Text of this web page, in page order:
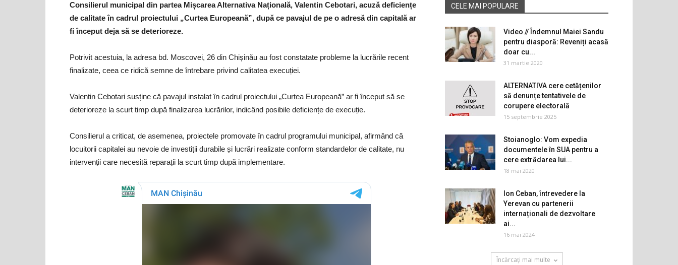
Consilierul municipal din partea Mișcarea Alternativa Națională, Valentin Cebotari, acuză deficiențe
de calitate în cadrul proiectului „Curtea Europeană”, după ce pavajul de pe o adresă din capitală ar
fi început deja să se deterioreze.
Potrivit acestuia, la adresa bd. Moscovei, 26 din Chișinău au fost constatate probleme la lucrările recent
finalizate, ceea ce ridică semne de întrebare privind calitatea execuției.
Valentin Cebotari susține că pavajul instalat în cadrul proiectului „Curtea Europeană” ar fi început să se
deterioreze la scurt timp după finalizarea lucrărilor, indicând posibile deficiențe de execuție.
Consilierul a criticat, de asemenea, proiectele promovate în cadrul programului municipal, afirmând că
locuitorii capitalei au nevoie de investiții durabile și lucrări realizate conform standardelor de calitate, nu
intervenții care necesită reparații la scurt timp după implementare.
CELE MAI POPULARE
Video // Îndemnul Maiei Sandu
pentru diasporă: Reveniți acasă
doar cu...
31 martie 2020
ALTERNATIVA cere cetățenilor
să denunțe tentativele de
corupere electorală
15 septembrie 2025
Stoianoglo: Vom expedia
documentele în SUA pentru a
cere extrădarea lui...
18 mai 2020
Ion Ceban, întrevedere la
Yerevan cu partenerii
internaționali de dezvoltare
ai...
16 mai 2024
Încărcați mai multe